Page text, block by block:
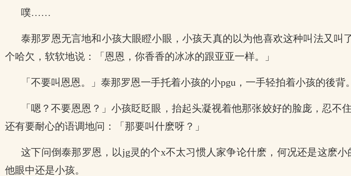
噗……
泰那罗恩无言地和小孩大眼瞪小眼，小孩天真的以为他喜欢这种叫法又
个哈欠，软软地说：「恩恩，你香香的冰冰的跟亚亚一样。」
「不要叫恩恩。」泰那罗恩一手托着小孩的小pgu，一手轻拍着小孩的後背。
「嗯？不要恩恩？」小孩眨眨眼，抬起头凝视着他那张姣好的脸庞，忍
还有要耐心的语调地问：「那要叫什麽呀？」
这下问倒泰那罗恩，以jg灵的个x不太习惯人家争论什麽，何况还是这麽
他眼中还是小孩。